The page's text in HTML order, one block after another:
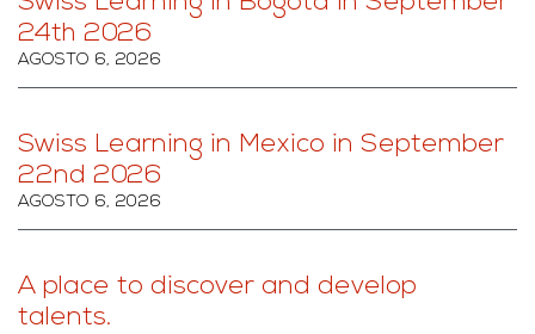
24th 2026
AGOSTO 6, 2026
Swiss Learning in Mexico in September
22nd 2026
AGOSTO 6, 2026
A place to discover and develop
talents.